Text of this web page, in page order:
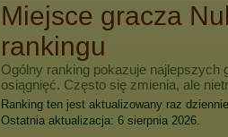
Miejsce gracza
rankingu
Ogólny ranking pokazuje najlepszych
osiągnięć. Często się zmienia, ale
Ranking ten jest aktualizowany raz
Ostatnia aktualizacja: 6 sierpnia 2026.